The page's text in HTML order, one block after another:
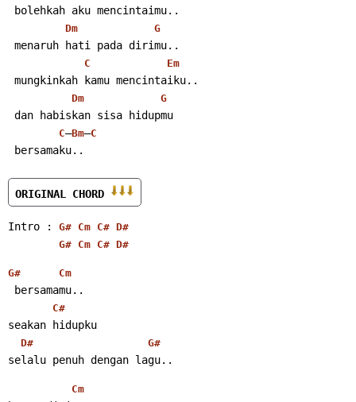
bolehkah aku mencintaimu..
Dm G
menaruh hati pada dirimu..
C Em
mungkinkah kamu mencintaiku..
Dm G
dan habiskan sisa hidupmu
C–Bm–C
bersamaku..
ORIGINAL CHORD
Intro : G# Cm C# D#
G# Cm C# D#
G# Cm
bersamamu..
C#
seakan hidupku
D# G#
selalu penuh dengan lagu..
Cm